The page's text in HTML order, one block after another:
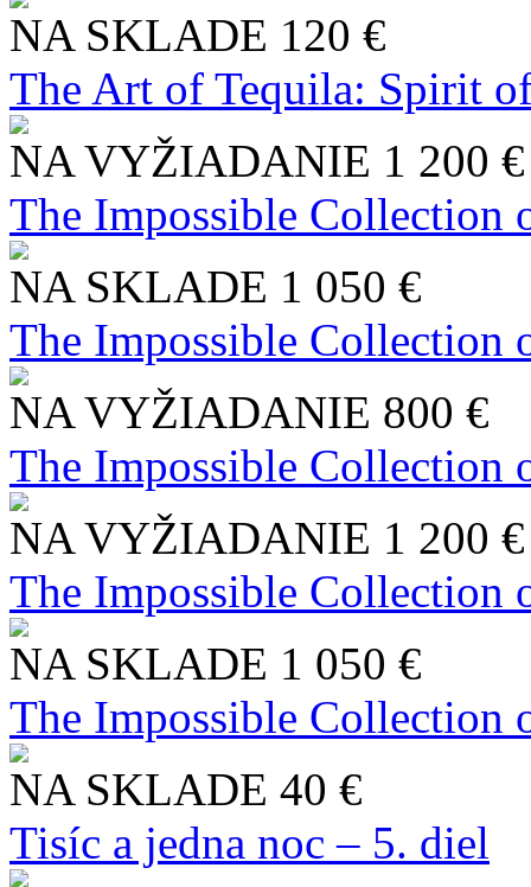
NA SKLADE 120 €
The Art of Tequila: Spirit
NA VYŽIADANIE 1 200 €
The Impossible Collection
NA SKLADE 1 050 €
The Impossible Collection
NA VYŽIADANIE 800 €
The Impossible Collection
NA VYŽIADANIE 1 200 €
The Impossible Collection
NA SKLADE 1 050 €
The Impossible Collection
NA SKLADE 40 €
Tisíc a jedna noc – 5. diel